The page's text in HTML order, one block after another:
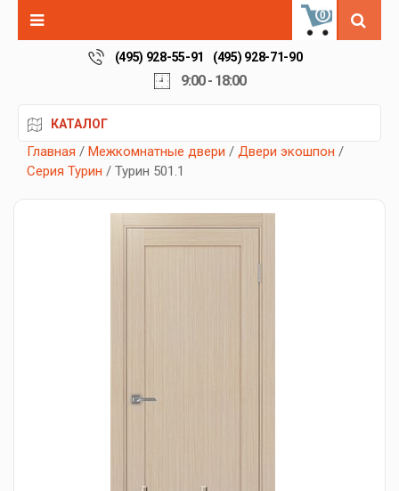
0
(495) 928-55-91 (495) 928-71-90
9:00 - 18:00
КАТАЛОГ
Главная / Межкомнатные двери / Двери экошпон /
Серия Турин / Турин 501.1